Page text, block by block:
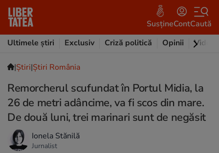
SusțineContCaută
Ultimele știri
Exclusiv Criză politică Opinii Video
|Ştiri|Știri România
Remorcherul scufundat în Portul Midia, la
26 de metri adâncime, va fi scos din mare.
De două luni, trei marinari sunt de negăsit
Ionela Stănilă
Jurnalist